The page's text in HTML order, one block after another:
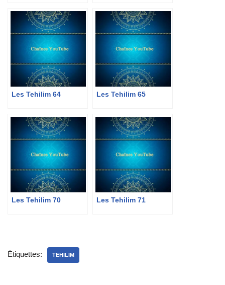
Les Tehilim 64 Les Tehilim 65
Les Tehilim 70 Les Tehilim 71
Étiquettes: TEHILIM